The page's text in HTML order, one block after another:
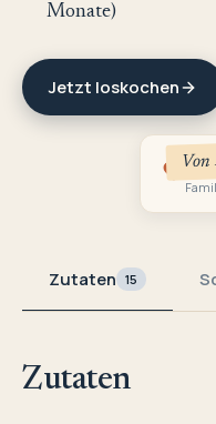
Monate)
Jetzt loskochen
Von
2
Zutaten 15
Zutaten